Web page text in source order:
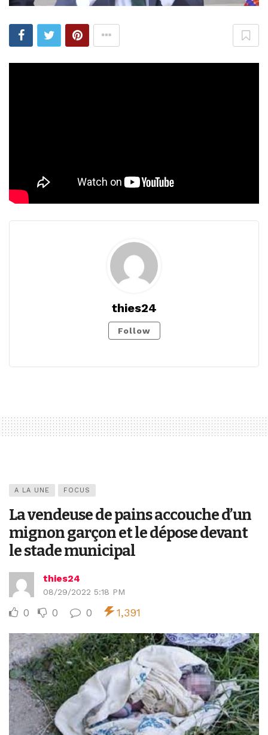
thies24
Follow
A LA UNE FOCUS
La vendeuse de pains accouche d’un
mignon garçon et le dépose devant
le stade municipal
thies24
08/29/2022 5:18 PM
0 0 0 1,391